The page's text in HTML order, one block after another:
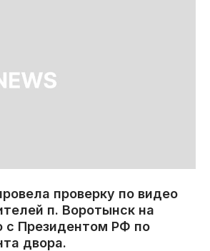
проверку по видео
п. Воротынск на
Президентом РФ по
двора.